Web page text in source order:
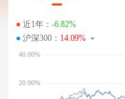
近1年： -6.82%
沪深300： 14.09%